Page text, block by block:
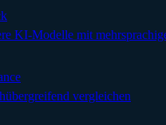
KI-Modelle mit
vergleichen